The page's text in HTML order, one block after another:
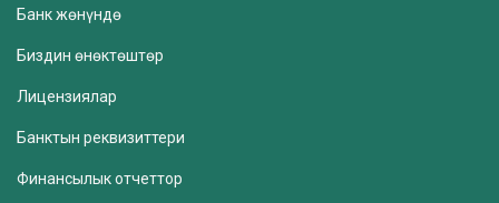
Банк жөнүндө
Биздин өнөктөштөр
Лицензиялар
Банктын реквизиттери
Финансылык отчеттор